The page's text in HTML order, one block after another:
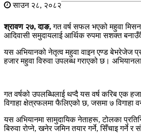
साउन २८, २०८२
श्रावण २७, दाङ,गत वर्ष सफल भएको महुवा मिसन
आदिवासी समुदायलाई आर्थिक रुपमा सशक्त बनाउँदै
यस अभियानको नेतृत्व महुवा वाइन एण्ड बेभरेजेज
हजार महुवा विरुवा उपलब्ध गराएको छ।
गत वर्षको उपलब्धिलाई थप्दै यस वर्ष करिब एक
विगाहा क्षेत्रफलमा फैलिएको छ, जसमा ७
यस अभियानमा सामुदायिक नेताहरू, टोलका
बिरुवा रोप्ने, खनेर जमिन तयार गर्ने, सिँचाइ गर्ने